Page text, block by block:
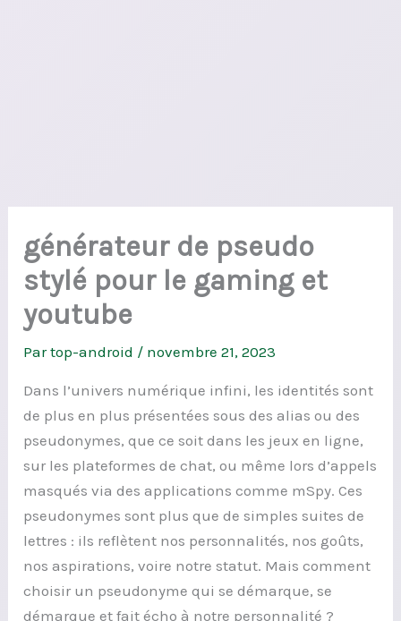
générateur de pseudo
stylé pour le gaming et
youtube
Partop-android / novembre 21, 2023
Dans l’univers numérique infini, les identités sont
de plus en plus présentées sous des alias ou des
pseudonymes, que ce soit dans les jeux en ligne,
sur les plateformes de chat, ou même lors d’appels
masqués via des applications comme mSpy. Ces
pseudonymes sont plus que de simples suites de
lettres : ils reflètent nos personnalités, nos goûts,
nos aspirations, voire notre statut. Mais comment
choisir un pseudonyme qui se démarque, se
démarque et fait écho à notre personnalité ?